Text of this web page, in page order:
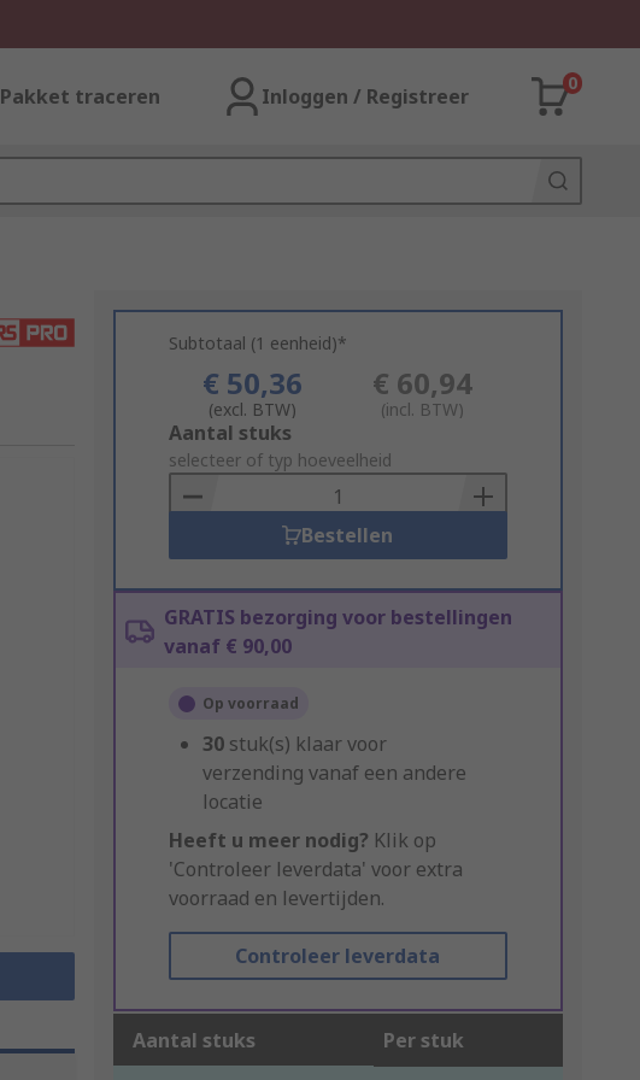
Pakket traceren Inloggen / Registreer
0
Subtotaal (1 eenheid)*
€ 50,36
(excl. BTW)
€ 60,94
(incl. BTW)
Add
to
Basket
Aantal stuks
selecteer of typ hoeveelheid
Bestellen
GRATIS bezorging voor bestellingen
vanaf € 90,00
Op voorraad
30 stuk(s) klaar voor
verzending vanaf een andere
locatie
Heeft u meer nodig? Klik op
'Controleer leverdata' voor extra
voorraad en levertijden.
Controleer leverdata
Aantal stuks Per stuk